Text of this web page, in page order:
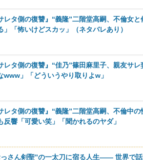
レタ側の復讐』“義隆”二階堂高嗣、不倫女
」「怖いけどスカッ」（ネタバレあり）
レタ側の復讐』“佳乃”篠田麻里子、親友サ
www」「どういうやり取りよw」
レタ側の復讐』“義隆”二階堂高嗣、不倫中
反響「可愛い笑」「聞かれるのヤダ」
っさん剣聖”の一太刀に宿る人生―― 世界で